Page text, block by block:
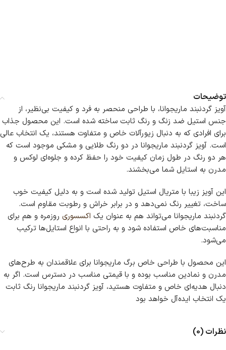
توضیحات
آویز گردنبند ماریجوانا، با طراحی منحصر به فرد و کیفیت بی‌نظیر، از
جنس استیل ضد زنگ و رنگ ثابت ساخته شده است. این محصول جذاب
برای افرادی که به دنبال زیورآلات خاص و متفاوت هستند، یک انتخاب عالی
است. آویز گردنبند ماریجوانا در دو رنگ طلایی و مشکی موجود است که
هر دو رنگ در طول زمان کیفیت خود را حفظ کرده و جلوه‌ای لوکس و
مدرن به استایل شما می‌بخشند.
این آویز زیبا با متریال استیل تولید شده است و به دلیل کیفیت خوب
ساخت، تغییر رنگ نمی‌دهد و در برابر خراش و رطوبت مقاوم است.
گردنبند ماریجوانا می‌تواند هم به عنوان یک اکسسوری روزمره و هم برای
مناسبت‌های خاص استفاده شود و به راحتی با انواع استایل‌ها ترکیب
می‌شود.
این محصول با طراحی خاص برگ ماریجوانا برای علاقمندان به طرح‌های
مدرن و نمادین مناسب بوده و با قیمتی مناسب در دسترس است. اگر به
دنبال هدیه‌ای خاص و متفاوت هستید، آویز گردنبند ماریجوانا رنگ ثابت
یک انتخاب ایده‌آل خواهد بود
نظرات (0)